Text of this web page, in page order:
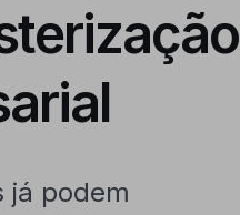
já podem